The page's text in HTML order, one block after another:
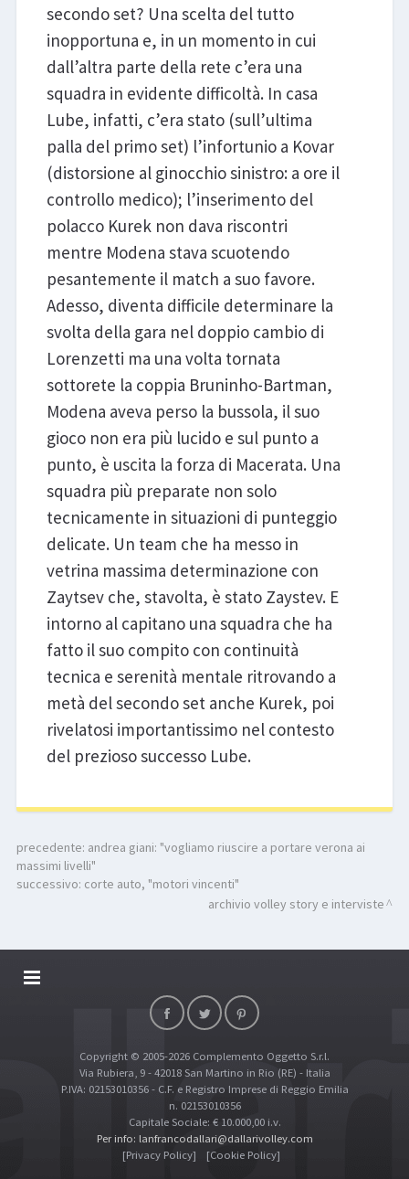
secondo set? Una scelta del tutto
inopportuna e, in un momento in cui
dall’altra parte della rete c’era una
squadra in evidente difficoltà. In casa
Lube, infatti, c’era stato (sull’ultima
palla del primo set) l’infortunio a Kovar
(distorsione al ginocchio sinistro: a ore il
controllo medico); l’inserimento del
polacco Kurek non dava riscontri
mentre Modena stava scuotendo
pesantemente il match a suo favore.
Adesso, diventa difficile determinare la
svolta della gara nel doppio cambio di
Lorenzetti ma una volta tornata
sottorete la coppia Bruninho-Bartman,
Modena aveva perso la bussola, il suo
gioco non era più lucido e sul punto a
punto, è uscita la forza di Macerata. Una
squadra più preparate non solo
tecnicamente in situazioni di punteggio
delicate. Un team che ha messo in
vetrina massima determinazione con
Zaytsev che, stavolta, è stato Zaystev. E
intorno al capitano una squadra che ha
fatto il suo compito con continuità
tecnica e serenità mentale ritrovando a
metà del secondo set anche Kurek, poi
rivelatosi importantissimo nel contesto
del prezioso successo Lube.
precedente: andrea giani: "vogliamo riuscire a portare verona ai
massimi livelli"
successivo: corte auto, "motori vincenti"
archivio volley story e interviste
DALLARIVOLLEY SOSTIENE
TOP RICERCHE
SITE MAP
Copyright © 2005-2026 Complemento Oggetto S.r.l.
Via Rubiera, 9 - 42018 San Martino in Rio (RE) - Italia
P.IVA: 02153010356 - C.F. e Registro Imprese di Reggio Emilia
n. 02153010356
Capitale Sociale: € 10.000,00 i.v.
Per info: lanfrancodallari@dallarivolley.com
[Privacy Policy]
[Cookie Policy]